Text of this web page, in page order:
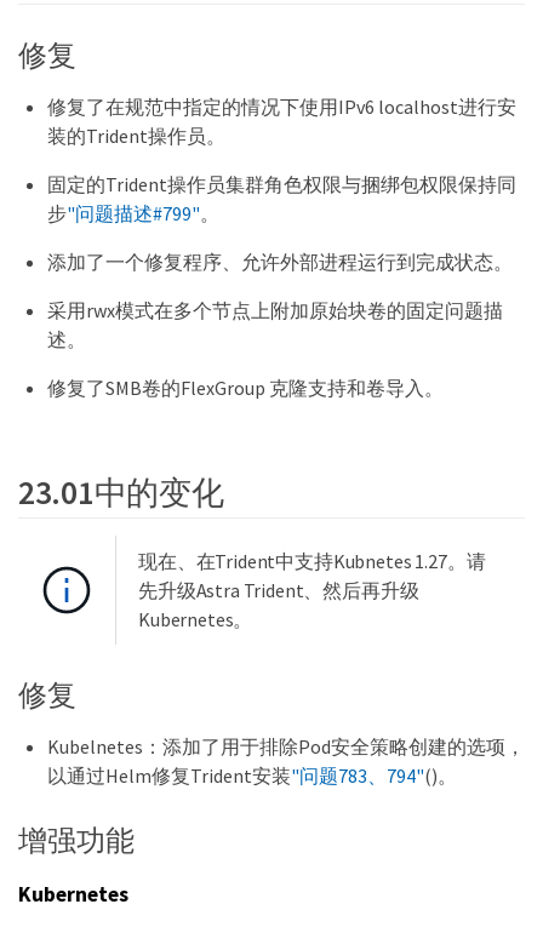
修复
修复了在规范中指定的情况下使用IPv6 localhost进行安
装的Trident操作员。
固定的Trident操作员集群角色权限与捆绑包权限保持同
步"问题描述#799"。
添加了一个修复程序、允许外部进程运行到完成状态。
采用rwx模式在多个节点上附加原始块卷的固定问题描
述。
修复了SMB卷的FlexGroup 克隆支持和卷导入。
23.01中的变化
现在、在Trident中支持Kubnetes 1.27。请
先升级Astra Trident、然后再升级
Kubernetes。
修复
Kubelnetes：添加了用于排除Pod安全策略创建的选项，
以通过Helm修复Trident安装"问题783、794"()。
增强功能
Kubernetes